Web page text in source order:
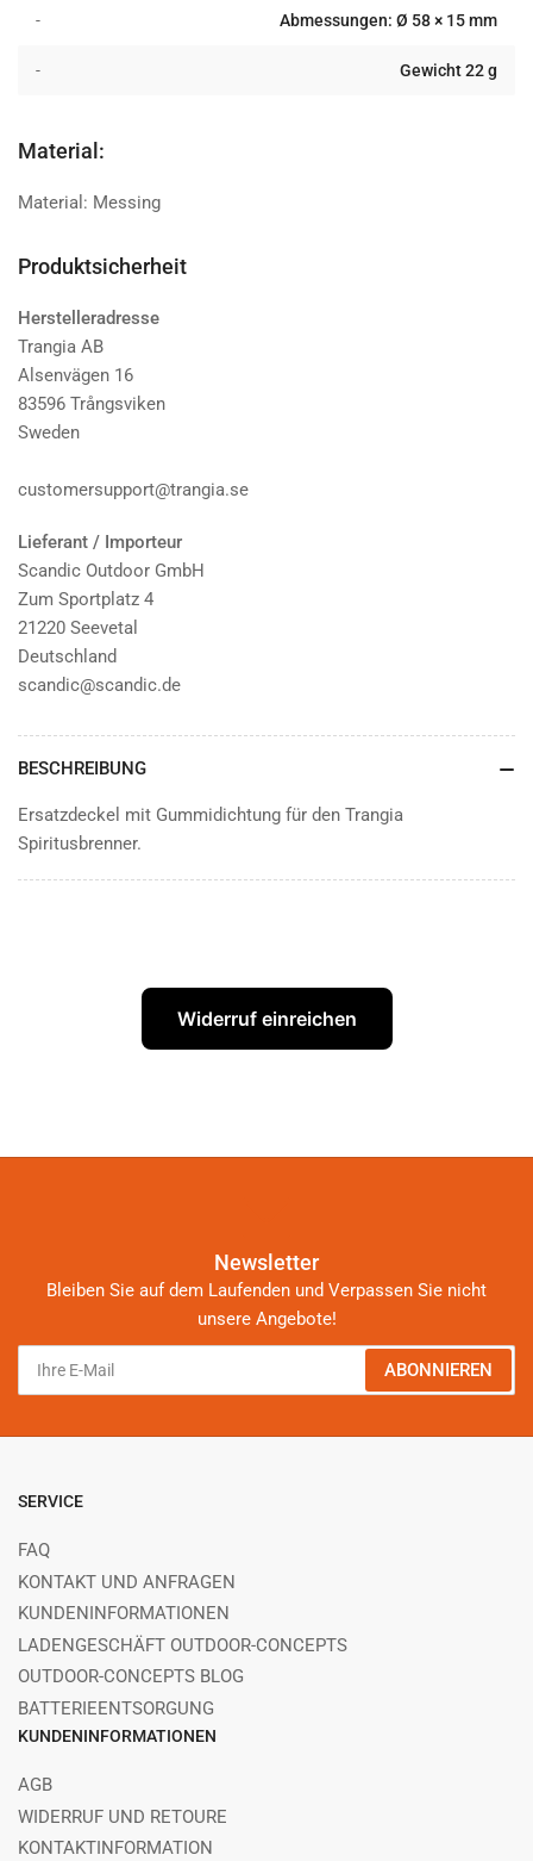
- Abmessungen: Ø 58 × 15 mm
- Gewicht 22 g
Material:
Material: Messing
Produktsicherheit
Herstelleradresse
Trangia AB
Alsenvägen 16
83596 Trångsviken
Sweden
customersupport@trangia.se
Lieferant / Importeur
Scandic Outdoor GmbH
Zum Sportplatz 4
21220 Seevetal
Deutschland
scandic@scandic.de
BESCHREIBUNG
Ersatzdeckel mit Gummidichtung für den Trangia
Spiritusbrenner.
Widerruf einreichen
Newsletter
Bleiben Sie auf dem Laufenden und Verpassen Sie nicht
unsere Angebote!
Mail
ABONNIEREN
SERVICE
FAQ
KONTAKT UND ANFRAGEN
KUNDENINFORMATIONEN
LADENGESCHÄFT OUTDOOR-CONCEPTS
OUTDOOR-CONCEPTS BLOG
BATTERIEENTSORGUNG
KUNDENINFORMATIONEN
AGB
WIDERRUF UND RETOURE
KONTAKTINFORMATION